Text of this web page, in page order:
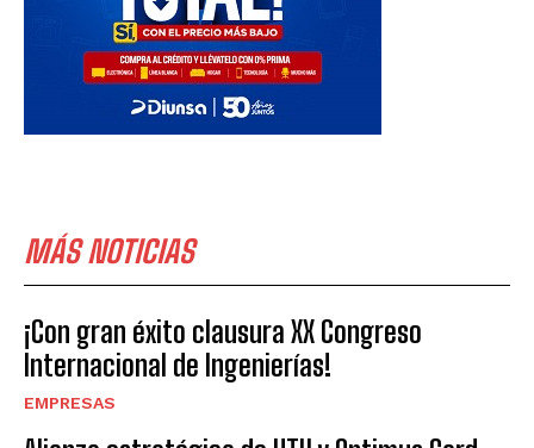
MÁS NOTICIAS
¡Con gran éxito clausura XX Congreso
Internacional de Ingenierías!
EMPRESAS